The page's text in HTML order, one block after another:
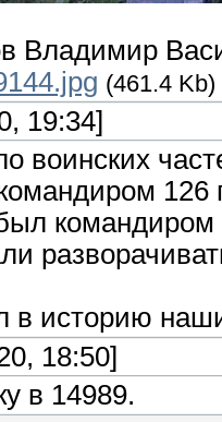
Владимир
(461.4 Kb)
19:34]
воинских
126
командиром
в историю
18:50]
в 14989.